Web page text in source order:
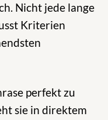
Nicht jede lange
Kriterien
perfekt zu
sie in direktem